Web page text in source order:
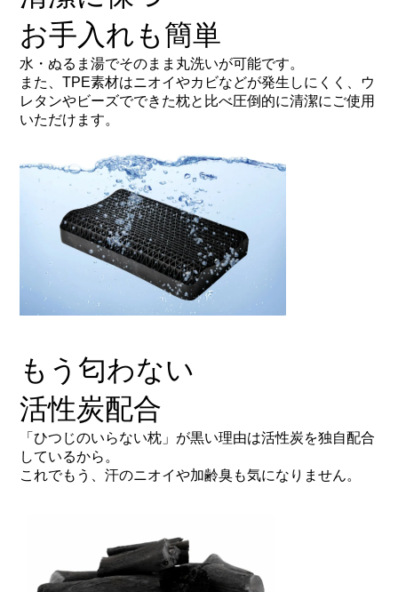
お手入れも簡単
水・ぬるま湯でそのまま丸洗いが可能です。
また、TPE素材はニオイやカビなどが発生しにくく、ウ
レタンやビーズでできた枕と比べ圧倒的に清潔にご使用
いただけます。
もう匂わない
活性炭配合
「ひつじのいらない枕」が黒い理由は活性炭を独自配合
しているから。
これでもう、汗のニオイや加齢臭も気になりません。